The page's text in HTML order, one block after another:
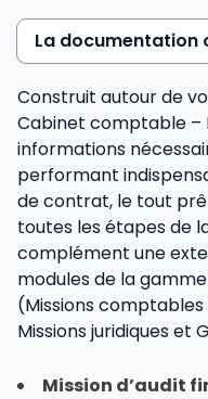
La documentation
Construit autour de
Cabinet comptable –
informations
performant
de contrat, le tout
toutes les étapes de
complément une
modules de la
(Missions comptables
Missions juridiques et
Mission d’audit